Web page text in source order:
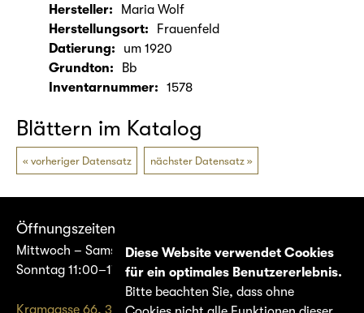
Hersteller:
Maria Wolf
Herstellungsort:
Frauenfeld
Datierung:
um 1920
Grundton:
Bb
Inventarnummer:
1578
Blättern im Katalog
vorheriger Datensatz nächster Datensatz
Öffnungszeiten
Mittwoch – Samstag 14:00–17:00
Sonntag 11:00–17:00
Diese Website verwendet Cookies
für ein optimales Benutzererlebnis.
Bitte beachten Sie, dass ohne